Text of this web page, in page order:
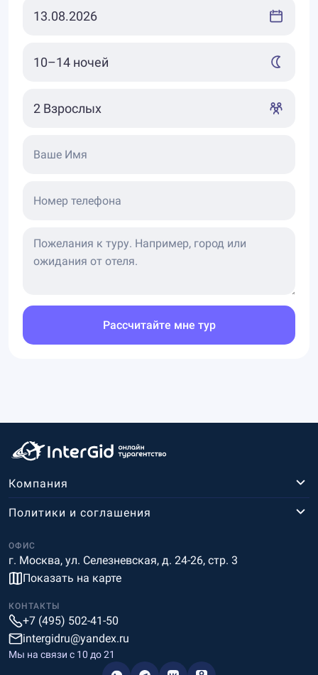
Ваше Имя
Номер телефона
Рассчитайте мне тур
Компания
ОФИС
г. Москва, ул. Селезневская, д. 24-26, стр. 3
Показать на карте
Политики и соглашения
КОНТАКТЫ
+7 (495) 502-41-50
intergidru@yandex.ru
Мы на связи c 10 до 21